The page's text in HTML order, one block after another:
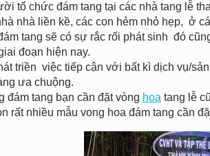
tổ chức đám tang tại các nhà tang lễ
nhà liền kề, các con hẻm nhỏ hẹp, ở
tang sẽ có sự rắc rối phát sinh đó
đoạn hiện nay.
triền việc tiếp cận với bất kì dịch vụ/
ưa chuộng.
đám tang bạn cần đặt vòng hoa tang lễ
rất nhiều mẫu vong hoa đám tang cần